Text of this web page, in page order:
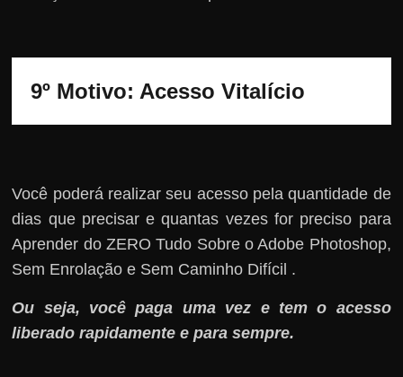
9º Motivo: Acesso Vitalício
Você poderá realizar seu acesso pela quantidade de
dias que precisar e quantas vezes for preciso para
Aprender do ZERO Tudo Sobre o Adobe Photoshop,
Sem Enrolação e Sem Caminho Difícil .
Ou seja, você paga uma vez e tem o acesso
liberado rapidamente e para sempre.